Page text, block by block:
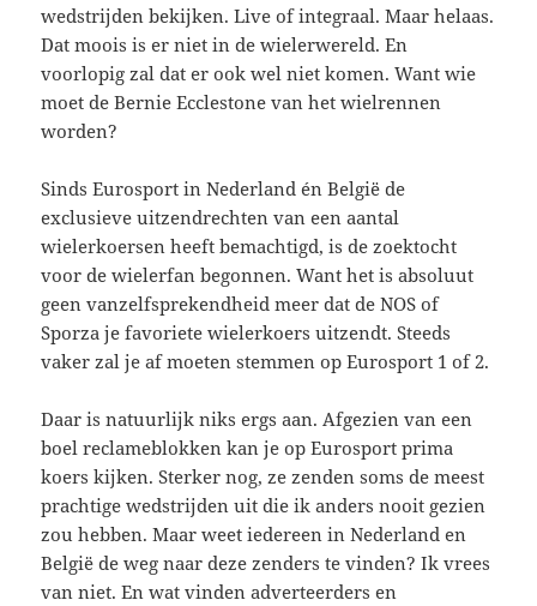
wedstrijden bekijken. Live of integraal. Maar helaas.
Dat moois is er niet in de wielerwereld. En
voorlopig zal dat er ook wel niet komen. Want wie
moet de Bernie Ecclestone van het wielrennen
worden?
Sinds Eurosport in Nederland én België de
exclusieve uitzendrechten van een aantal
wielerkoersen heeft bemachtigd, is de zoektocht
voor de wielerfan begonnen. Want het is absoluut
geen vanzelfsprekendheid meer dat de NOS of
Sporza je favoriete wielerkoers uitzendt. Steeds
vaker zal je af moeten stemmen op Eurosport 1 of 2.
Daar is natuurlijk niks ergs aan. Afgezien van een
boel reclameblokken kan je op Eurosport prima
koers kijken. Sterker nog, ze zenden soms de meest
prachtige wedstrijden uit die ik anders nooit gezien
zou hebben. Maar weet iedereen in Nederland en
België de weg naar deze zenders te vinden? Ik vrees
van niet. En wat vinden adverteerders en